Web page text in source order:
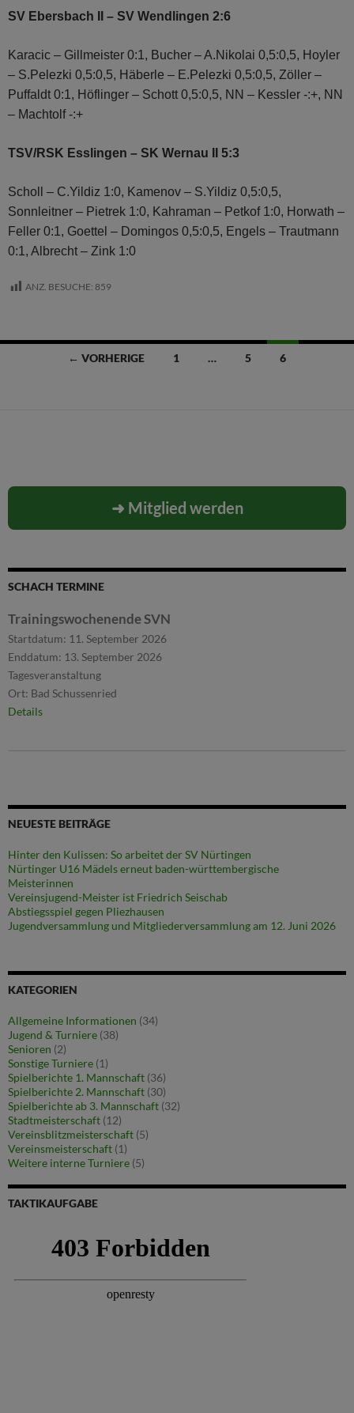
SV Ebersbach II – SV Wendlingen 2:6
Karacic – Gillmeister 0:1, Bucher – A.Nikolai 0,5:0,5, Hoyler
– S.Pelezki 0,5:0,5, Häberle – E.Pelezki 0,5:0,5, Zöller –
Puffaldt 0:1, Höflinger – Schott 0,5:0,5, NN – Kessler -:+, NN
– Machtolf -:+
TSV/RSK Esslingen – SK Wernau II 5:3
Scholl – C.Yildiz 1:0, Kamenov – S.Yildiz 0,5:0,5,
Sonnleitner – Pietrek 1:0, Kahraman – Petkof 1:0, Horwath –
Feller 0:1, Goettel – Domingos 0,5:0,5, Engels – Trautmann
0:1, Albrecht – Zink 1:0
ANZ. BESUCHE: 859
Beitragsnavigation
← VORHERIGE 1 … 5 6
➜ Mitglied werden
SCHACH TERMINE
Trainingswochenende SVN
Startdatum: 11. September 2026
Enddatum: 13. September 2026
Tagesveranstaltung
Ort: Bad Schussenried
Details
NEUESTE BEITRÄGE
Hinter den Kulissen: So arbeitet der SV Nürtingen
Nürtinger U16 Mädels erneut baden-württembergische
Meisterinnen
Vereinsjugend-Meister ist Friedrich Seischab
Abstiegsspiel gegen Pliezhausen
Jugendversammlung und Mitgliederversammlung am 12. Juni 2026
KATEGORIEN
Allgemeine Informationen (34)
Jugend & Turniere (38)
Senioren (2)
Sonstige Turniere (1)
Spielberichte 1. Mannschaft (36)
Spielberichte 2. Mannschaft (30)
Spielberichte ab 3. Mannschaft (32)
Stadtmeisterschaft (12)
Vereinsblitzmeisterschaft (5)
Vereinsmeisterschaft (1)
Weitere interne Turniere (5)
TAKTIKAUFGABE